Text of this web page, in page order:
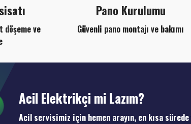
ve
Pano Kurulumu
Güvenli pano montajı ve bakımı
Acil Elektrikçi mi Lazım?
Acil servisimiz için hemen arayın, en kısa sürede